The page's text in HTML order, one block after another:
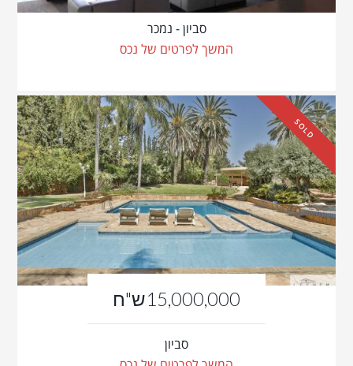
סביון - נמכר
המשך לפרטים של נכס
15,000,000ש"ח
SOLD
סביון